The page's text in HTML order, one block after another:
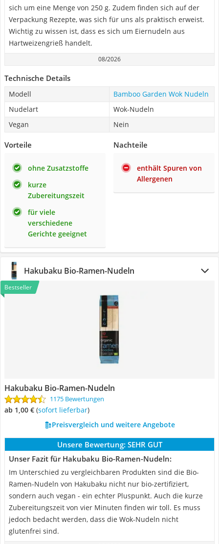
sich um eine Menge von 250 g. Zudem finden sich auf der
Verpackung Rezepte, was sich für uns als praktisch erweist.
Wichtig zu wissen ist, dass es sich um Eiernudeln aus
Hartweizengrieß handelt.
08/2026
Technische Details
Modell
Bamboo Garden Wok Nudeln
Nudelart
Wok-Nudeln
Vegan
Nein
Vorteile
ohne Zusatzstoffe
kurze
Zubereitungszeit
für viele
verschiedene
Gerichte geeignet
Nachteile
enthält Spuren von
Allergenen
Hakubaku Bio-Ramen-Nudeln
Bestseller
Hakubaku Bio-Ramen-Nudeln
1175 Bewertungen
ab 1,00 € ( Sofort lieferbar)
Preisvergleich und weitere Angebote
Unsere Bewertung: SEHR GUT
Unser Fazit für Hakubaku Bio-Ramen-Nudeln:
Im Unterschied zu vergleichbaren Produkten sind die Bio-
Ramen-Nudeln von Hakubaku nicht nur bio-zertifiziert,
sondern auch vegan - ein echter Pluspunkt. Auch die kurze
Zubereitungszeit von vier Minuten finden wir toll. Es muss
jedoch bedacht werden, dass die Wok-Nudeln nicht
glutenfrei sind.